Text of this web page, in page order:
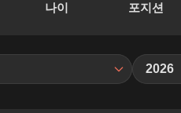
나이 포지션
2026